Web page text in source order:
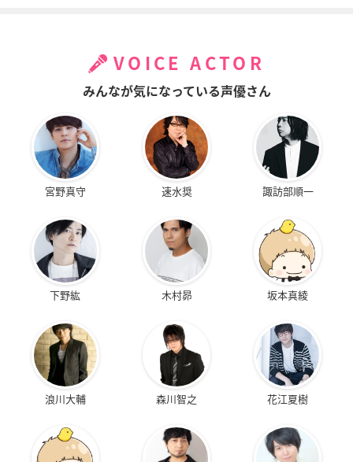
VOICE ACTOR
みんなが気になっている声優さん
宮野真守 速水奨 諏訪部順一
下野紘 木村昴 坂本真綾
浪川大輔 森川智之 花江夏樹